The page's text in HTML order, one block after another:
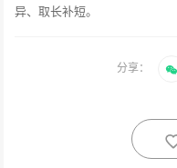
异、取长补短。
分享：